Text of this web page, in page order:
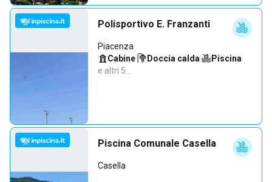
Polisportivo E. Franzanti
Piacenza
Cabine· Doccia calda· Piscina·
e altri 5…
Piscina Comunale Casella
Casella